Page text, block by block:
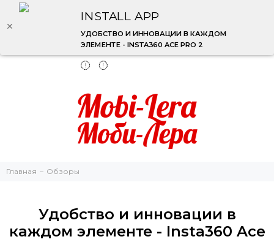
INSTALL APP
УДОБСТВО И ИННОВАЦИИ В КАЖДОМ
ЭЛЕМЕНТЕ - INSTA360 ACE PRO 2
Главная Обзоры
Удобство и инновации в
каждом элементе - Insta360 Ace